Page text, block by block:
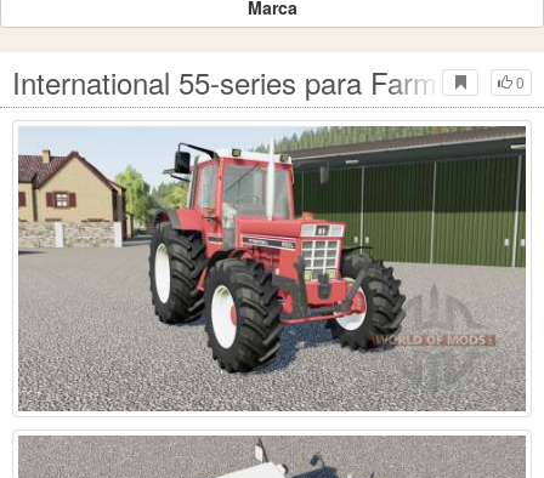
Marca
0
International 55-series para Farming